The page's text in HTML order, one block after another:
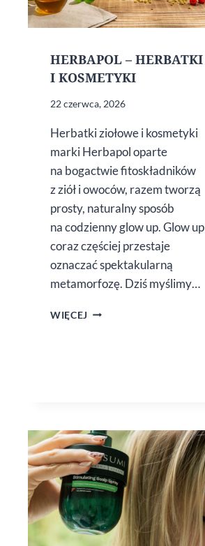
HERBAPOL – HERBATKI
I KOSMETYKI
22 czerwca, 2026
Herbatki ziołowe i kosmetyki
marki Herbapol oparte
na bogactwie fitoskładników
z ziół i owoców, razem tworzą
prosty, naturalny sposób
na codzienny glow up. Glow up
coraz częściej przestaje
oznaczać spektakularną
metamorfozę. Dziś myślimy…
WIĘCEJ HERBAPOL